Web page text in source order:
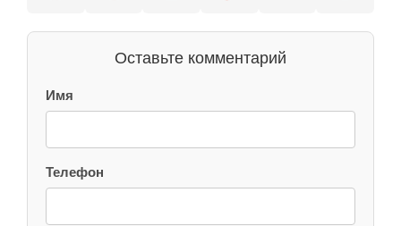
Оставьте комментарий
Имя
Телефон